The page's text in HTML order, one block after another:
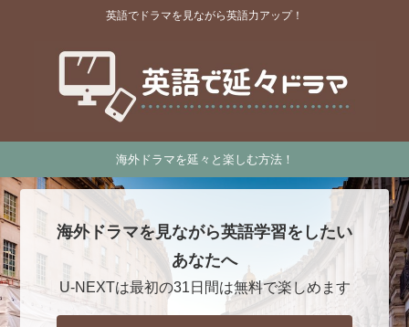
英語でドラマを見ながら英語力アップ！
海外ドラマを延々と楽しむ方法！
海外ドラマを見ながら英語学習をしたい
あなたへ
U-NEXTは最初の31日間は無料で楽しめます